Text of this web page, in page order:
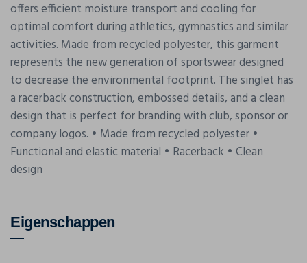
offers efficient moisture transport and cooling for
optimal comfort during athletics, gymnastics and similar
activities. Made from recycled polyester, this garment
represents the new generation of sportswear designed
to decrease the environmental footprint. The singlet has
a racerback construction, embossed details, and a clean
design that is perfect for branding with club, sponsor or
company logos. • Made from recycled polyester •
Functional and elastic material • Racerback • Clean
design
Eigenschappen